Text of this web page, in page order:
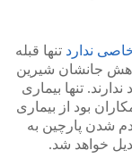
ندارد تنها قبله
جانشان شیرین
تنها بیماری
بود از بیماری
شدن پارچین به
خواهد شد.